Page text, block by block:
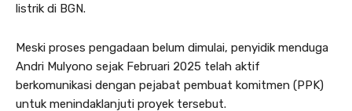
listrik di BGN.
Meski proses pengadaan belum dimulai, penyidik menduga
Andri Mulyono sejak Februari 2025 telah aktif
berkomunikasi dengan pejabat pembuat komitmen (PPK)
untuk menindaklanjuti proyek tersebut.